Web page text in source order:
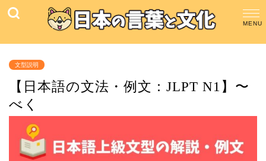
文型説明
【日本語の文法・例文：JLPT N1】〜
べく